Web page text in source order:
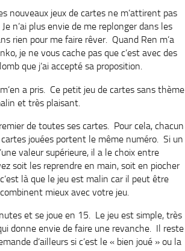
nouveaux jeux de cartes ne m’attirent pas
n’ai plus envie de me replonger dans les
rien pour me faire rêver. Quand Ren m’a
je ne vous cache pas que c’est avec des
que j’ai accepté sa proposition.
a pris. Ce petit jeu de cartes sans thème
et très plaisant.
de toutes ses cartes. Pour cela, chacun
jouées portent le même numéro. Si un
valeur supérieure, il a le choix entre
soit les reprendre en main, soit en piocher
là que le jeu est malin car il peut être
mieux avec votre jeu.
et se joue en 15. Le jeu est simple, très
donne envie de faire une revanche. Il reste
d’ailleurs si c’est le « bien joué » ou la